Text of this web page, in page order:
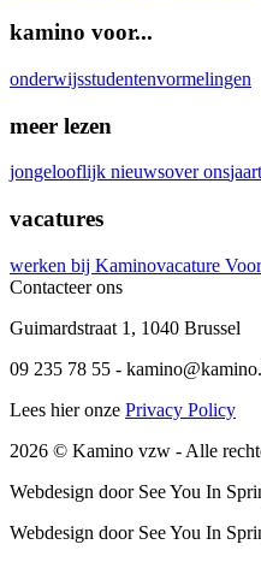
kamino voor...
onderwijsstudentenvormelingen
meer lezen
jongelooflijk nieuwsover ons
vacatures
werken bij Kaminovacature
Contacteer ons
Guimardstraat 1 , 1040 Brussel
09 235 78 55 -
Lees hier onze Privacy Policy
2026 © Kamino vzw - Alle
Webdesign door See You In
Webdesign door See You In